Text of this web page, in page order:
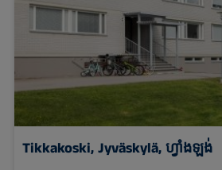
Tikkakoski, Jyväskylä, ហ្វាំងឡង់